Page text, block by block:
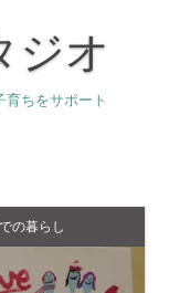
ジオ
ちをサポート
の暮らし